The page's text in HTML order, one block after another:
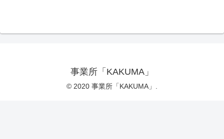
事業所「KAKUMA」
© 2020 事業所「KAKUMA」.